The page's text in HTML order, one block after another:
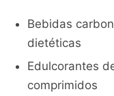
Bebidas
dietéticas
Edulcorantes
comprimidos